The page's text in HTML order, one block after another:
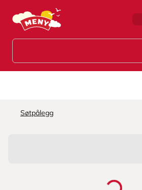
Hopp til hovedinnhold
Søtpålegg